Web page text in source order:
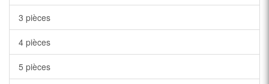
3 pièces
4 pièces
5 pièces